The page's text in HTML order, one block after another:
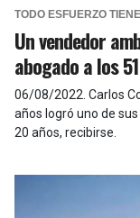
TODO ESFUERZO
Un vendedor
abogado a los
06/08/2022 Carlos
años logró uno de
20 años, recibirse.